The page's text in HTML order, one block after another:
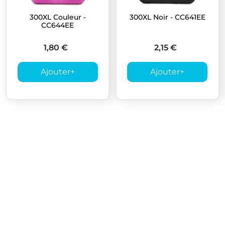
300XL Couleur -
CC644EE
1,80 €
Ajouter+
300XL Noir - CC641EE
2,15 €
Ajouter+